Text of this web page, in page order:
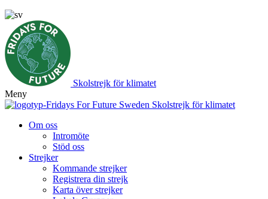
Skolstrejk för klimatet
Meny
Skolstrejk för klimatet
Om oss
Intromöte
Stöd oss
Strejker
Kommande strejker
Registrera din strejk
Karta över strejker